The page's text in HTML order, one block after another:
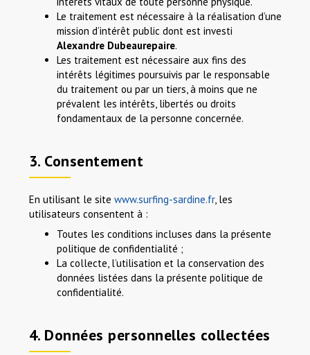
Le traitement est nécessaire à la réalisation d’une
mission d’intérêt public dont est investi
Alexandre Dubeaurepaire.
Les traitement est nécessaire aux fins des
intérêts légitimes poursuivis par le responsable
du traitement ou par un tiers, à moins que ne
prévalent les intérêts, libertés ou droits
fondamentaux de la personne concernée.
3. Consentement
En utilisant le site www.surfing-sardine.fr, les
utilisateurs consentent à :
Toutes les conditions incluses dans la présente
politique de confidentialité ;
La collecte, l’utilisation et la conservation des
données listées dans la présente politique de
confidentialité.
4. Données personnelles collectées